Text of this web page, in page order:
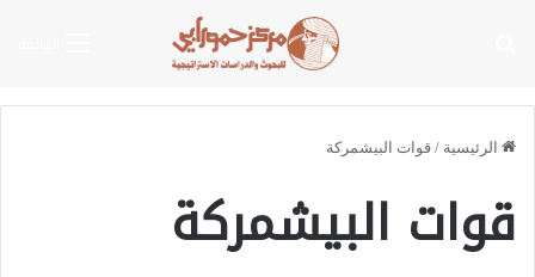
الرئيسية / قوات البيشمركة
قوات البيشمركة